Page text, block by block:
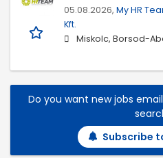
05.08.2026, My HR
Kft.
Miskolc, Borsod-
Do you want new jobs
Subscribe